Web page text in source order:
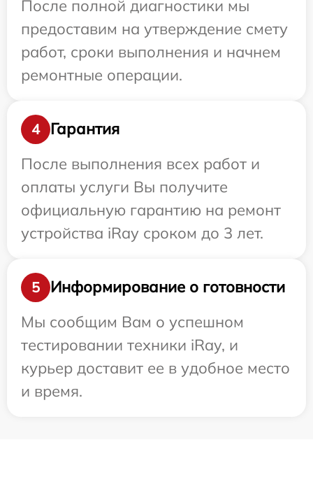
После полной диагностики мы
предоставим на утверждение смету
работ, сроки выполнения и начнем
ремонтные операции.
4
Гарантия
После выполнения всех работ и
оплаты услуги Вы получите
официальную гарантию на ремонт
устройства iRay сроком до 3 лет.
5
Информирование о готовности
Мы сообщим Вам о успешном
тестировании техники iRay, и
курьер доставит ее в удобное место
и время.